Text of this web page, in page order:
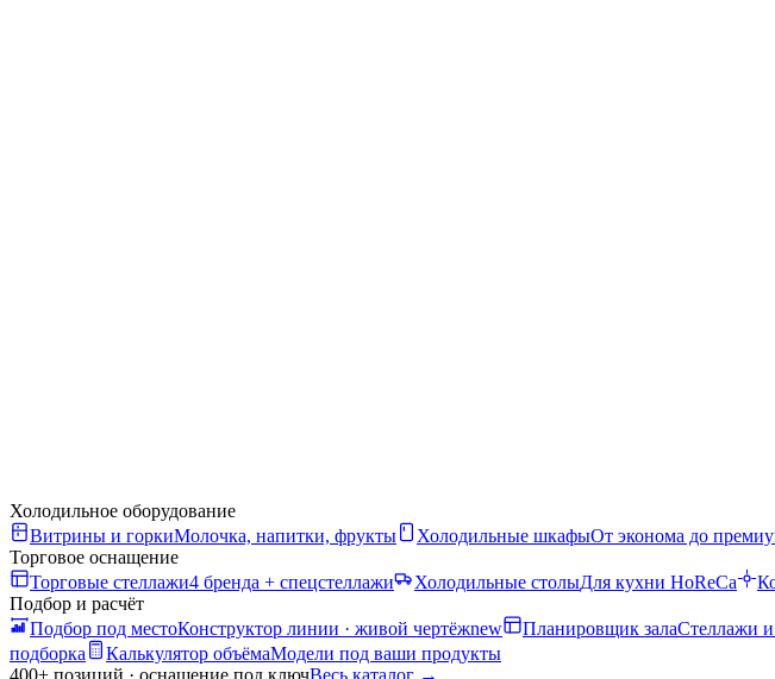
Холодильное оборудование
Витрины и горкиМолочка, напитки, фрукты Холодильные шкафыОт эконома до
Торговое оснащение
Торговые стеллажи4 бренда + спецстеллажи Холодильные столыДля кухни HoReCa
Подбор и расчёт
Подбор под местоКонструктор линии · живой чертёжnew Планировщик залаСтеллажи и
подборка
Калькулятор объёмаМодели под ваши продукты
400+ позиций · оснащение под ключВесь каталог →